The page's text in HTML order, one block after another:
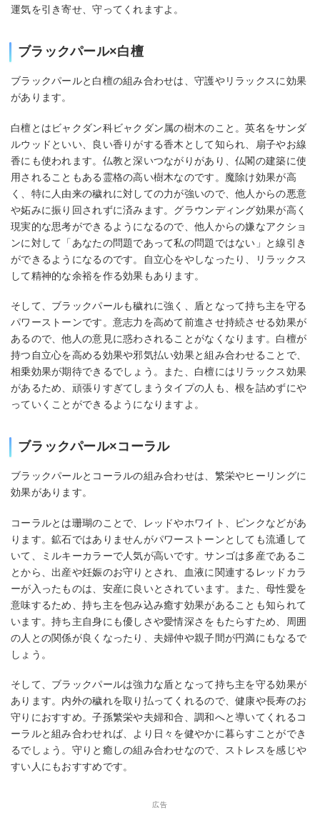
運気を引き寄せ、守ってくれますよ。
ブラックパール×白檀
ブラックパールと白檀の組み合わせは、守護やリラックスに効果
があります。
白檀とはビャクダン科ビャクダン属の樹木のこと。英名をサンダ
ルウッドといい、良い香りがする香木として知られ、扇子やお線
香にも使われます。仏教と深いつながりがあり、仏閣の建築に使
用されることもある霊格の高い樹木なのです。魔除け効果が高
く、特に人由来の穢れに対しての力が強いので、他人からの悪意
や妬みに振り回されずに済みます。グラウンディング効果が高く
現実的な思考ができるようになるので、他人からの嫌なアクショ
ンに対して「あなたの問題であって私の問題ではない」と線引き
ができるようになるのです。自立心をやしなったり、リラックス
して精神的な余裕を作る効果もあります。
そして、ブラックパールも穢れに強く、盾となって持ち主を守る
パワーストーンです。意志力を高めて前進させ持続させる効果が
あるので、他人の意見に惑わされることがなくなります。白檀が
持つ自立心を高める効果や邪気払い効果と組み合わせることで、
相乗効果が期待できるでしょう。また、白檀にはリラックス効果
があるため、頑張りすぎてしまうタイプの人も、根を詰めずにや
っていくことができるようになりますよ。
ブラックパール×コーラル
ブラックパールとコーラルの組み合わせは、繁栄やヒーリングに
効果があります。
コーラルとは珊瑚のことで、レッドやホワイト、ピンクなどがあ
ります。鉱石ではありませんがパワーストーンとしても流通して
いて、ミルキーカラーで人気が高いです。サンゴは多産であるこ
とから、出産や妊娠のお守りとされ、血液に関連するレッドカラ
ーが入ったものは、安産に良いとされています。また、母性愛を
意味するため、持ち主を包み込み癒す効果があることも知られて
います。持ち主自身にも優しさや愛情深さをもたらすため、周囲
の人との関係が良くなったり、夫婦仲や親子間が円満にもなるで
しょう。
そして、ブラックパールは強力な盾となって持ち主を守る効果が
あります。内外の穢れを取り払ってくれるので、健康や長寿のお
守りにおすすめ。子孫繁栄や夫婦和合、調和へと導いてくれるコ
ーラルと組み合わせれば、より日々を健やかに暮らすことができ
るでしょう。守りと癒しの組み合わせなので、ストレスを感じや
すい人にもおすすめです。
広告